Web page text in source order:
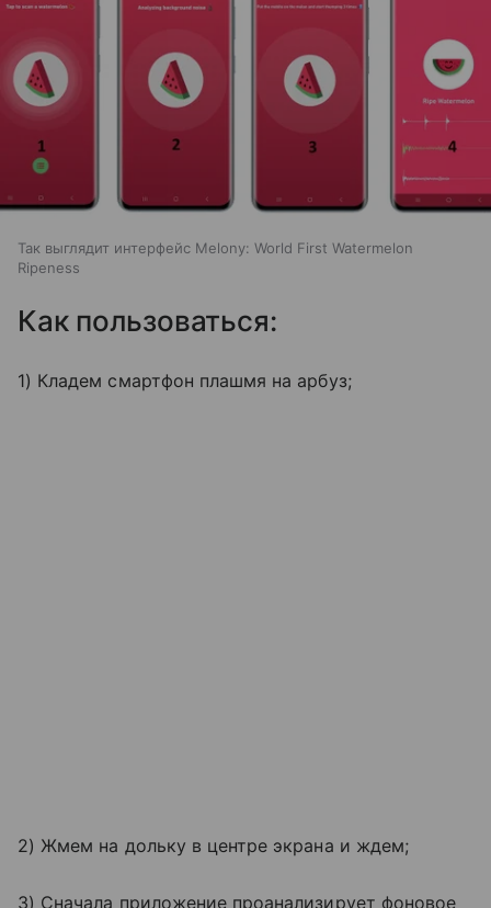
Так выглядит интерфейс Melony: World First Watermelon
Ripeness
Как пользоваться:
1) Кладем смартфон плашмя на арбуз;
2) Жмем на дольку в центре экрана и ждем;
3) Сначала приложение проанализирует фоновое